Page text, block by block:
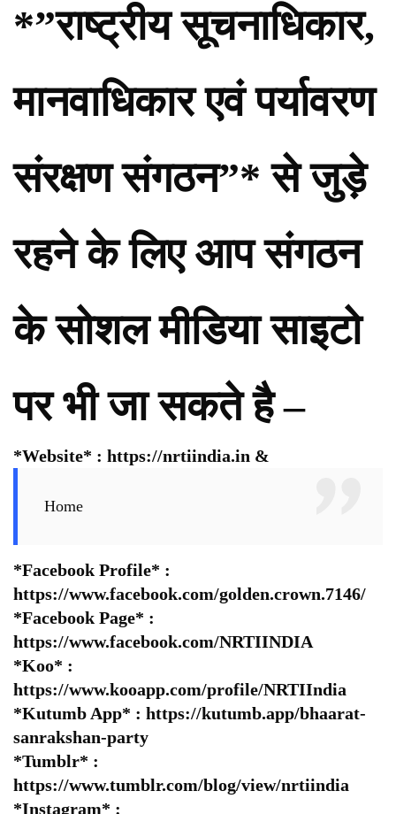
*”राष्ट्रीय सूचनाधिकार,
मानवाधिकार एवं पर्यावरण
संरक्षण संगठन”* से जुड़े
रहने के लिए आप संगठन
के सोशल मीडिया साइटो
पर भी जा सकते है –
*Website* : https://nrtiindia.in &
Home
*Facebook Profile* :
https://www.facebook.com/golden.crown.7146/
*Facebook Page* :
https://www.facebook.com/NRTIINDIA
*Koo* :
https://www.kooapp.com/profile/NRTIIndia
*Kutumb App* : https://kutumb.app/bhaarat-
sanrakshan-party
*Tumblr* :
https://www.tumblr.com/blog/view/nrtiindia
*Instagram* :